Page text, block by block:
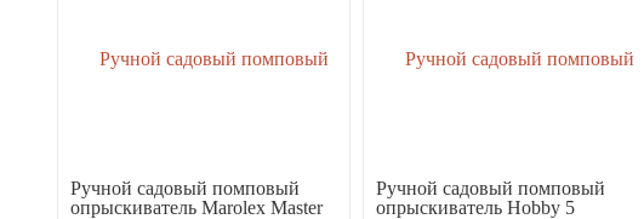
Ручной садовый помповый
опрыскиватель Marolex Master
Ручной садовый помповый
опрыскиватель Hobby 5